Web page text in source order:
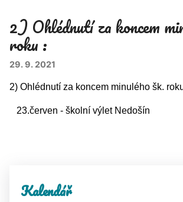
2) Ohlédnutí za koncem
roku :
29. 9. 2021
2) Ohlédnutí za koncem minulého šk.
23.červen - školní výlet Nedošín
Kalendář